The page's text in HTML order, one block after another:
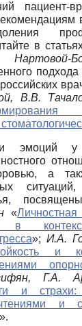
пациент-
в
подхода
В.В.
эмоций
а
«
в
»; И.А.
и
опорно-
Г.А.
и
и
».